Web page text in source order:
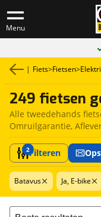
Menu
| Fiets>Fietsen>
249 fietsen
Alle tweedehands
Omruilgarantie,
2Filteren
Batavus Ja, E-bike